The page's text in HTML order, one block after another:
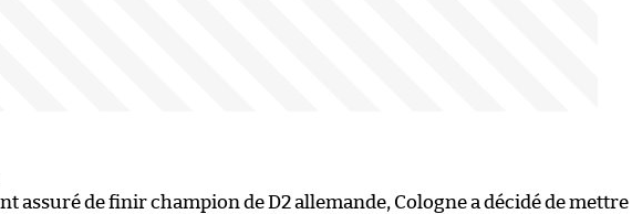
assuré de finir champion de D2 allemande, Cologne a décidé de mettre